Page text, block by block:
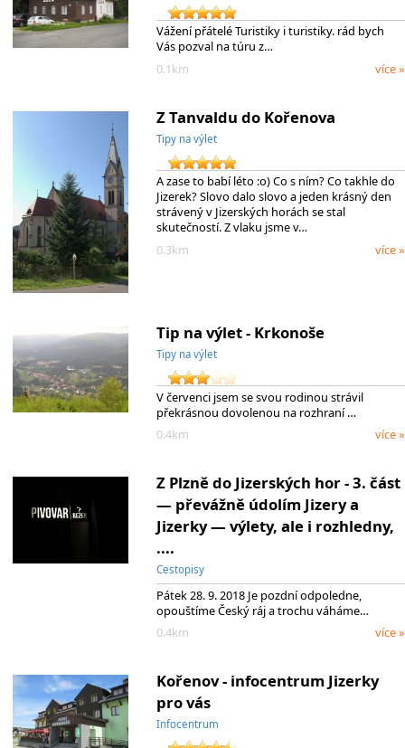
Vážení přátelé Turistiky i turistiky. rád bych
Vás pozval na túru z…
0.1km
více »
Z Tanvaldu do Kořenova
Tipy na výlet
A zase to babí léto :o) Co s ním? Co takhle do
Jizerek? Slovo dalo slovo a jeden krásný den
strávený v Jizerských horách se stal
skutečností. Z vlaku jsme v…
0.3km
více »
Tip na výlet - Krkonoše
Tipy na výlet
V červenci jsem se svou rodinou strávil
překrásnou dovolenou na rozhraní …
0.4km
více »
Z Plzně do Jizerských hor - 3. část
— převážně údolím Jizery a
Jizerky — výlety, ale i rozhledny,
....
Cestopisy
Pátek 28. 9. 2018 Je pozdní odpoledne,
opouštíme Český ráj a trochu váháme…
0.4km
více »
Kořenov - infocentrum Jizerky
pro vás
Infocentrum